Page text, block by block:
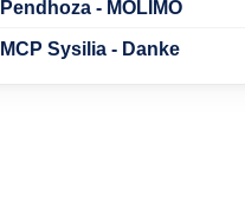
Pendhoza - MOLIMO
MCP Sysilia - Danke